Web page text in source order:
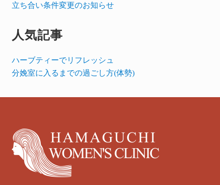
立ち合い条件変更のお知らせ
人気記事
ハーブティーでリフレッシュ
分娩室に入るまでの過ごし方(体勢)